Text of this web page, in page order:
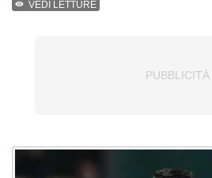
VEDI LETTURE